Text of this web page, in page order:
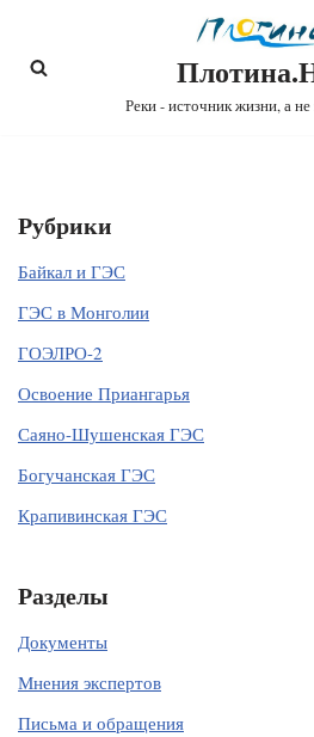
Перейти
Реки - источник жизни, а не
Рубрики
Байкал и ГЭС
ГЭС в Монголии
ГОЭЛРО-2
Освоение Приангарья
Саяно-Шушенская ГЭС
Богучанская ГЭС
Крапивинская ГЭС
Разделы
Документы
Мнения экспертов
Письма и обращения